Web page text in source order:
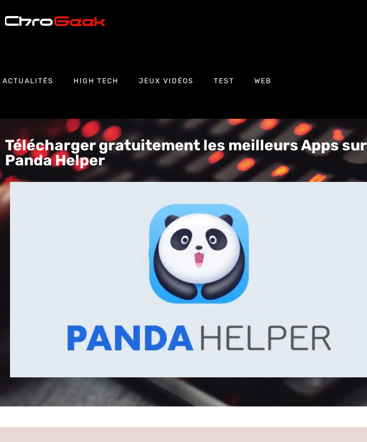
ACTUALITÉS HIGH TECH JEUX VIDÉOS TEST WEB
Télécharger gratuitement les meilleurs Apps sur
Panda Helper